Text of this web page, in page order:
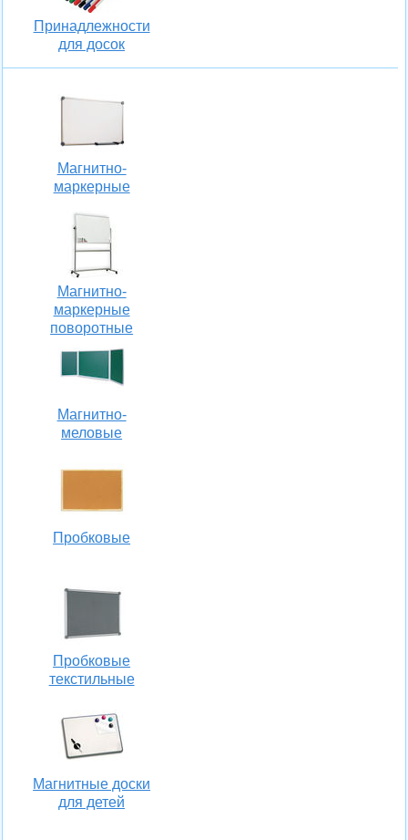
Принадлежности
для досок
Магнитно-
маркерные
Магнитно-
маркерные
поворотные
Магнитно-
меловые
Пробковые
Пробковые
текстильные
Магнитные доски
для детей